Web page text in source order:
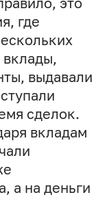
это
где
выдавали
сделок.
вкладам
а на деньги